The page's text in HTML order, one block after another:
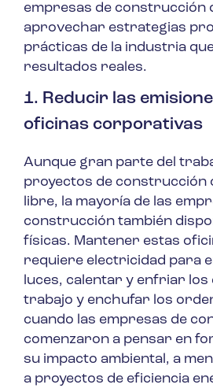
empresas de construcción
aprovechar estrategias
prácticas de la industria
resultados reales.
1. Reducir las
oficinas corporativas
Aunque gran parte del
proyectos de construcción
libre, la mayoría de las
construcción también
físicas. Mantener estas
requiere electricidad para
luces, calentar y enfriar los
trabajo y enchufar los
cuando las empresas de
comenzaron a pensar en
su impacto ambiental, a
a proyectos de eficiencia